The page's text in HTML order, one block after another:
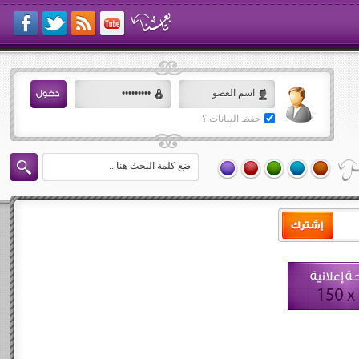
حفظ البيانات ؟